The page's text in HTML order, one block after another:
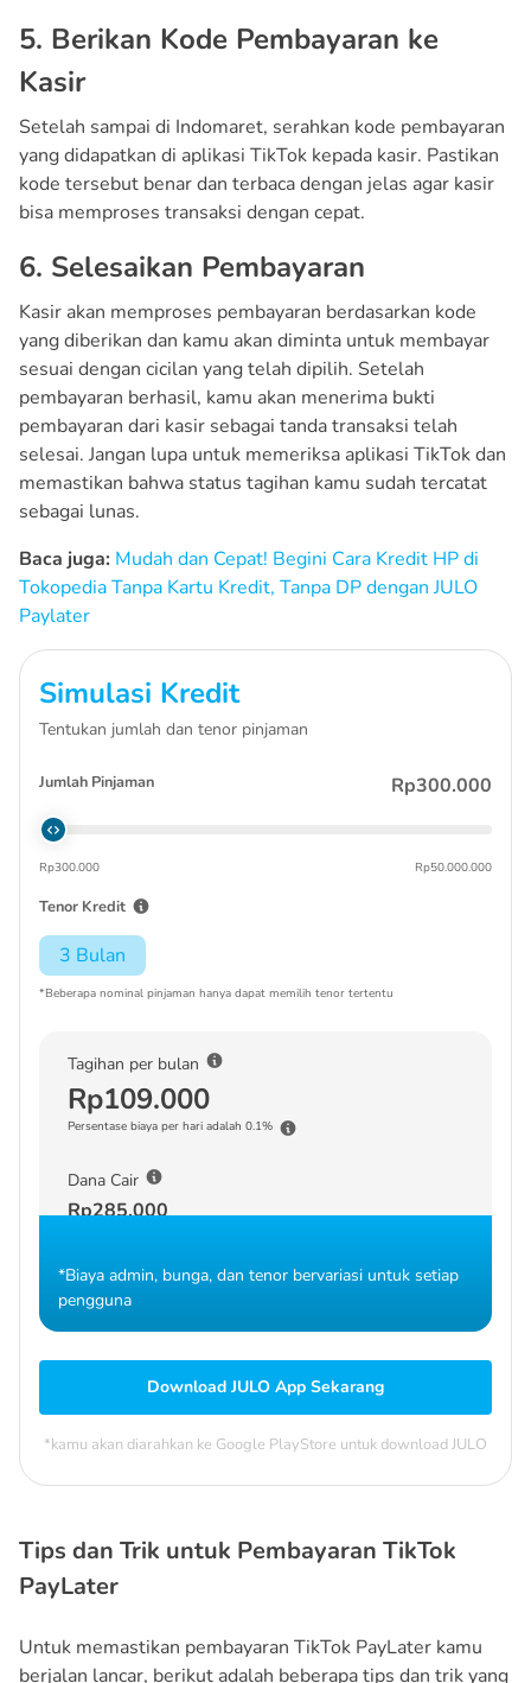
5. Berikan Kode Pembayaran ke
Kasir
Setelah sampai di Indomaret, serahkan kode pembayaran
yang didapatkan di aplikasi TikTok kepada kasir. Pastikan
kode tersebut benar dan terbaca dengan jelas agar kasir
bisa memproses transaksi dengan cepat.
6. Selesaikan Pembayaran
Kasir akan memproses pembayaran berdasarkan kode
yang diberikan dan kamu akan diminta untuk membayar
sesuai dengan cicilan yang telah dipilih. Setelah
pembayaran berhasil, kamu akan menerima bukti
pembayaran dari kasir sebagai tanda transaksi telah
selesai. Jangan lupa untuk memeriksa aplikasi TikTok dan
memastikan bahwa status tagihan kamu sudah tercatat
sebagai lunas.
Baca juga: Mudah dan Cepat! Begini Cara Kredit HP di
Tokopedia Tanpa Kartu Kredit, Tanpa DP dengan JULO
Paylater
Simulasi Kredit
Tentukan jumlah dan tenor pinjaman
Jumlah Pinjaman Rp300.000
Rp300.000 Rp50.000.000
Tenor Kredit
3 Bulan
*Beberapa nominal pinjaman hanya dapat memilih tenor tertentu
Tagihan per bulan
Rp109.000
Persentase biaya per hari adalah 0.1%
Dana Cair
Rp285.000
*Biaya admin, bunga, dan tenor bervariasi untuk setiap
pengguna
Download JULO App Sekarang
*kamu akan diarahkan ke Google PlayStore untuk download JULO
Tips dan Trik untuk Pembayaran TikTok
PayLater
Untuk memastikan pembayaran TikTok PayLater kamu
berjalan lancar, berikut adalah beberapa tips dan trik yang